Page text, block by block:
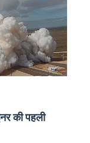
की पहली